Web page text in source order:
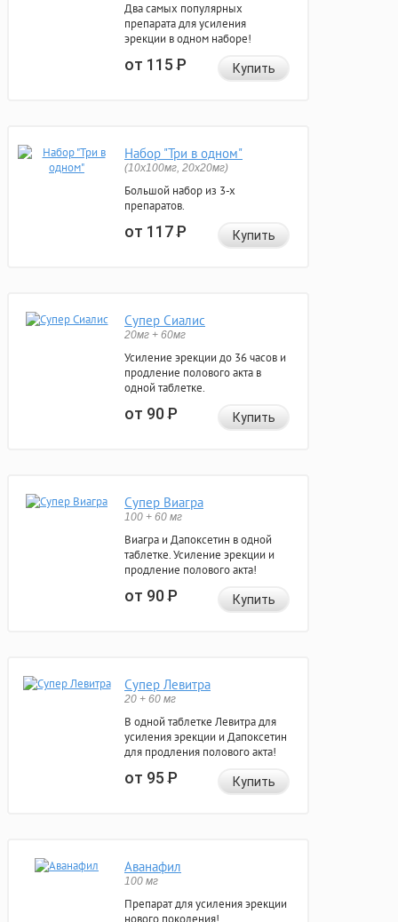
Два самых популярных
препарата для усиления
эрекции в одном наборе!
от 115Р Купить
Набор "Три в одном"
(10x100мг, 20x20мг)
Большой набор из 3-х
препаратов.
от 117Р Купить
Супер Сиалис
20мг + 60мг
Усиление эрекции до 36 часов и
продление полового акта в
одной таблетке.
от 90Р Купить
Супер Виагра
100 + 60 мг
Виагра и Дапоксетин в одной
таблетке. Усиление эрекции и
продление полового акта!
от 90Р Купить
Супер Левитра
20 + 60 мг
В одной таблетке Левитра для
усиления эрекции и Дапоксетин
для продления полового акта!
от 95Р Купить
Аванафил
100 мг
Препарат для усиления эрекции